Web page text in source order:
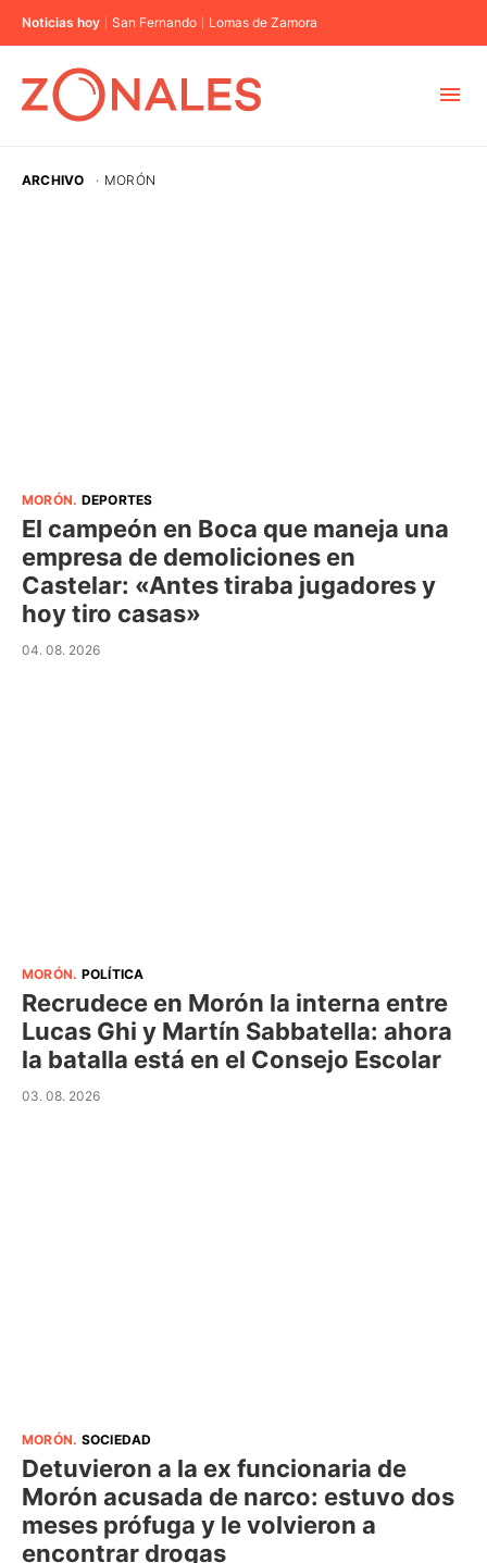
Noticias hoy San Fernando Lomas de Zamora
ARCHIVO · MORÓN
MORÓN. DEPORTES
El campeón en Boca que maneja una
empresa de demoliciones en
Castelar: «Antes tiraba jugadores y
hoy tiro casas»
04. 08. 2026
MORÓN. POLÍTICA
Recrudece en Morón la interna entre
Lucas Ghi y Martín Sabbatella: ahora
la batalla está en el Consejo Escolar
03. 08. 2026
MORÓN. SOCIEDAD
Detuvieron a la ex funcionaria de
Morón acusada de narco: estuvo dos
meses prófuga y le volvieron a
encontrar drogas